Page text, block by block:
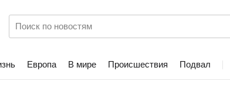
Европа В мире Происшествия Подвал